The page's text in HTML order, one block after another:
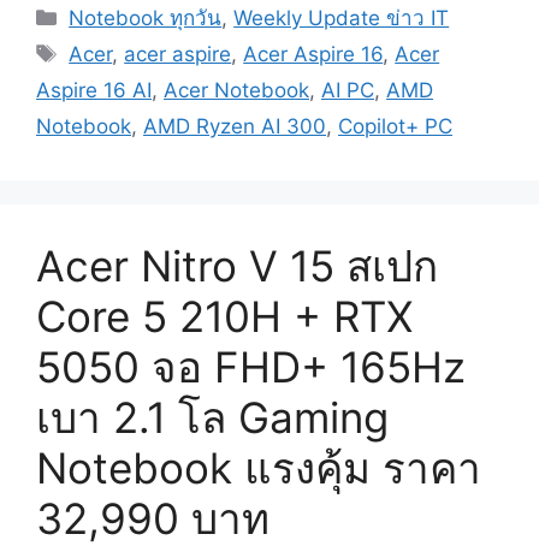
Categories
Notebook ทุกวัน,Weekly Update ข่าว IT
Tags
Acer, acer aspire,Acer Aspire 16,Acer
Aspire 16 AI, Acer Notebook, AI PC, AMD
Notebook, AMD Ryzen AI 300, Copilot+ PC
Acer Nitro V 15 สเปก
Core 5 210H + RTX
5050 จอ FHD+ 165Hz
เบา 2.1 โล Gaming
Notebook แรงคุ้ม ราคา
32,990 บาท